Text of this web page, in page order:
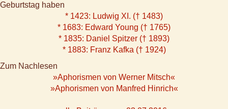
Geburtstag haben
* 1423: Ludwig XI. († 1483)
* 1683: Edward Young († 1765)
* 1835: Daniel Spitzer († 1893)
* 1883: Franz Kafka († 1924)
Zum Nachlesen
»Aphorismen von Werner Mitsch«
»Aphorismen von Manfred Hinrich«